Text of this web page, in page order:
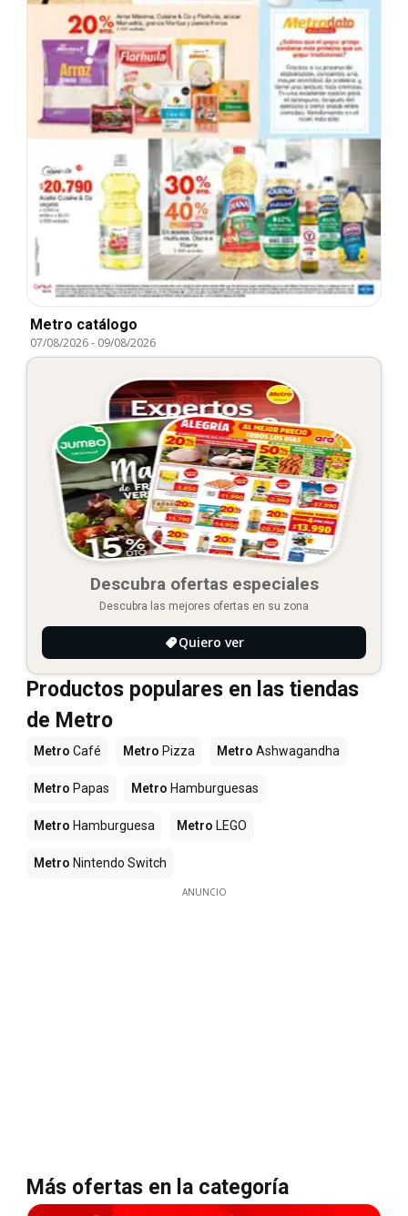
Metro catálogo
07/08/2026- 09/08/2026
Descubra ofertas especiales
Descubra las mejores ofertas en su zona
Quiero ver
Productos populares en las tiendas
de Metro
Metro Café Metro Pizza Metro Ashwagandha
Metro Papas Metro Hamburguesas
Metro Hamburguesa Metro LEGO
Metro Nintendo Switch
ANUNCIO
Más ofertas en la categoría